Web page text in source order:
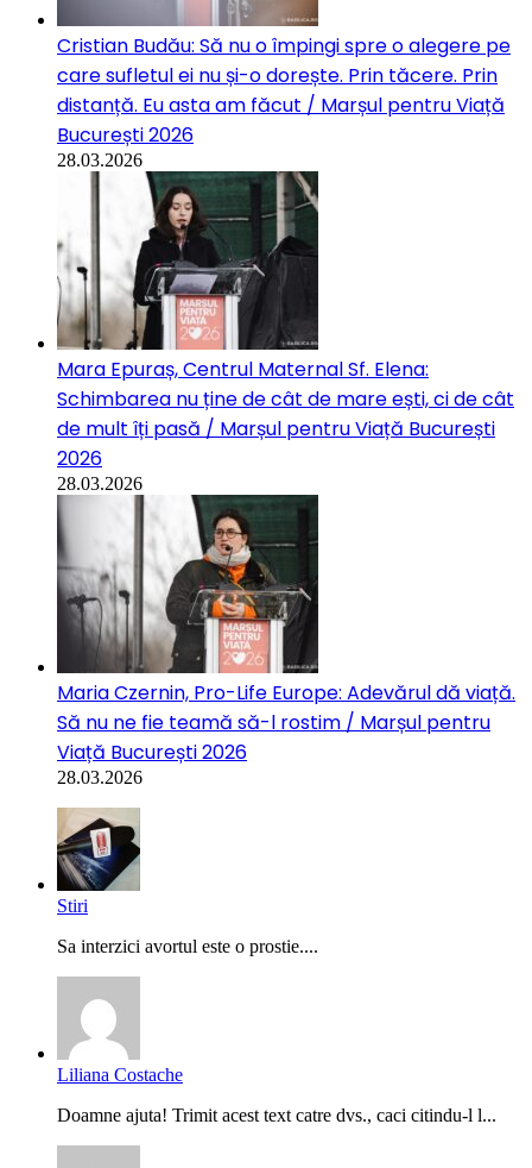
Cristian Budău: Să nu o împingi spre o alegere pe
care sufletul ei nu și-o dorește. Prin tăcere. Prin
distanță. Eu asta am făcut / Marșul pentru Viață
București 2026
28.03.2026
Mara Epuraș, Centrul Maternal Sf. Elena:
Schimbarea nu ține de cât de mare ești, ci de cât
de mult îți pasă / Marșul pentru Viață București
2026
28.03.2026
Maria Czernin, Pro-Life Europe: Adevărul dă viață.
Să nu ne fie teamă să-l rostim / Marșul pentru
Viață București 2026
28.03.2026
Stiri
Sa interzici avortul este o prostie....
Liliana Costache
Doamne ajuta! Trimit acest text catre dvs., caci citindu-l l...